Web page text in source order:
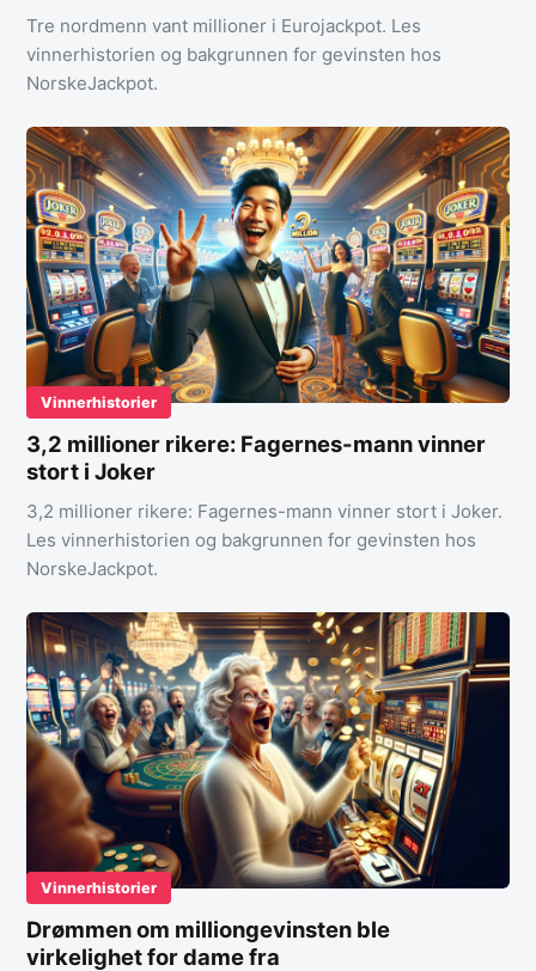
Tre nordmenn vant millioner i Eurojackpot. Les
vinnerhistorien og bakgrunnen for gevinsten hos
NorskeJackpot.
Vinnerhistorier
3,2 millioner rikere: Fagernes-mann vinner
stort i Joker
3,2 millioner rikere: Fagernes-mann vinner stort i Joker.
Les vinnerhistorien og bakgrunnen for gevinsten hos
NorskeJackpot.
Vinnerhistorier
Drømmen om milliongevinsten ble
virkelighet for dame fra